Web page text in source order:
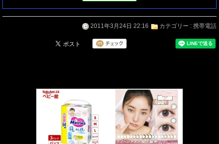
2011年3月24日 22:16 カテゴリー : 携帯電話